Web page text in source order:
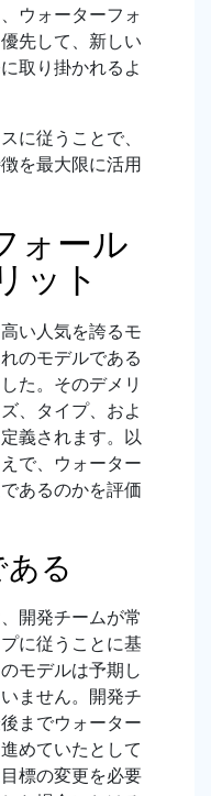
ウォーターフォ
先して、新しい
取り掛かれるよ
に従うことで、
を最大限に活用
ォール
ット
い人気を誇るモ
のモデルである
た。そのデメリ
、タイプ、およ
義されます。以
で、ウォーター
あるのかを評価
る
開発チームが常
に従うことに基
モデルは予期し
ません。開発チ
までウォーター
めていたとして
標の変更を必要